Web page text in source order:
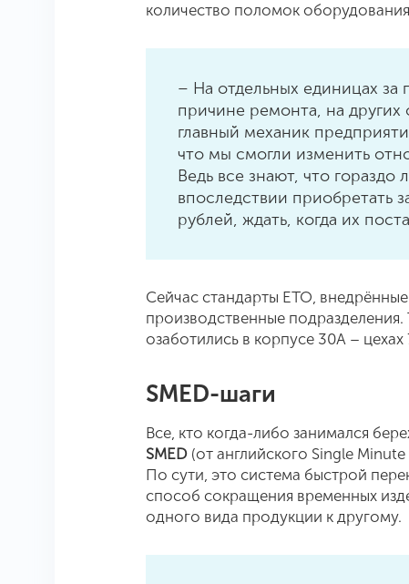
количество поломок оборудования
– На отдельных единицах за
причине ремонта, на
главный механик
что мы смогли изменить
Ведь все знают, что гораздо
впоследствии приобретать
рублей, ждать, когда их
Сейчас стандарты ЕТО,
производственные
озаботились в корпусе 30А – цехах
SMED-шаги
Все, кто когда-либо занимался
SMED (от английского Single
По сути, это система быстрой
способ сокращения временных
одного вида продукции к другому.